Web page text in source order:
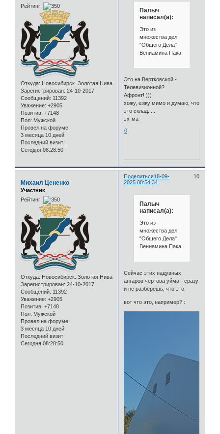
Рейтинг:
Откуда: Новосибирск. Золотая Нива
Зарегистрирован: 24-10-2017
Сообщений: 11392
Уважение: +2905
Позитив: +7148
Пол: Мужской
Провел на форуме:
3 месяца 10 дней
Последний визит:
Сегодня 08:28:50
Палыч
написал(а):
Это из
множества дел
"Общего Дела"
Вениамина Пака.
Это на Вертковской -
Телевизионной?
Афронт! )))
хожу, езжу мимо и думаю, что
это склад. ...
эх-ма
0
Поделиться 10
18-09-
2025 08:54:34
Михаил Цененко
Участник
Рейтинг:
Откуда: Новосибирск. Золотая Нива
Зарегистрирован: 24-10-2017
Сообщений: 11392
Уважение: +2905
Позитив: +7148
Пол: Мужской
Провел на форуме:
3 месяца 10 дней
Последний визит:
Сегодня 08:28:50
Палыч
написал(а):
Это из
множества дел
"Общего Дела"
Вениамина Пака.
Сейчас этих надувных
ангаров чёртова уйма - сразу
и не разберёшь, что это.
вот что это, например? :